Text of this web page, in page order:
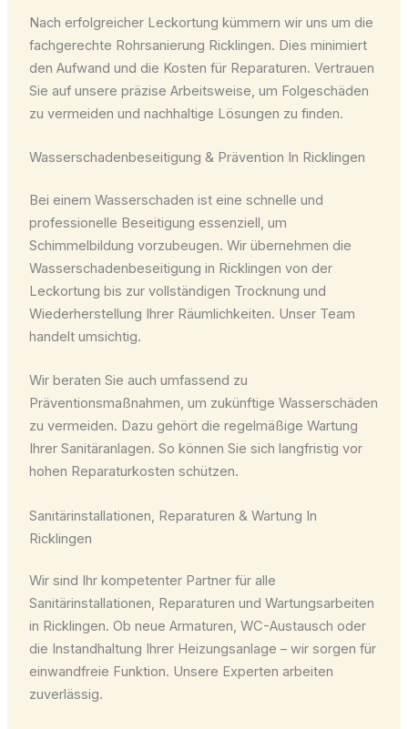
Nach erfolgreicher Leckortung kümmern wir uns um die
fachgerechte Rohrsanierung Ricklingen. Dies minimiert
den Aufwand und die Kosten für Reparaturen. Vertrauen
Sie auf unsere präzise Arbeitsweise, um Folgeschäden
zu vermeiden und nachhaltige Lösungen zu finden.
Wasserschadenbeseitigung & Prävention In Ricklingen
Bei einem Wasserschaden ist eine schnelle und
professionelle Beseitigung essenziell, um
Schimmelbildung vorzubeugen. Wir übernehmen die
Wasserschadenbeseitigung in Ricklingen von der
Leckortung bis zur vollständigen Trocknung und
Wiederherstellung Ihrer Räumlichkeiten. Unser Team
handelt umsichtig.
Wir beraten Sie auch umfassend zu
Präventionsmaßnahmen, um zukünftige Wasserschäden
zu vermeiden. Dazu gehört die regelmäßige Wartung
Ihrer Sanitäranlagen. So können Sie sich langfristig vor
hohen Reparaturkosten schützen.
Sanitärinstallationen, Reparaturen & Wartung In
Ricklingen
Wir sind Ihr kompetenter Partner für alle
Sanitärinstallationen, Reparaturen und Wartungsarbeiten
in Ricklingen. Ob neue Armaturen, WC-Austausch oder
die Instandhaltung Ihrer Heizungsanlage – wir sorgen für
einwandfreie Funktion. Unsere Experten arbeiten
zuverlässig.